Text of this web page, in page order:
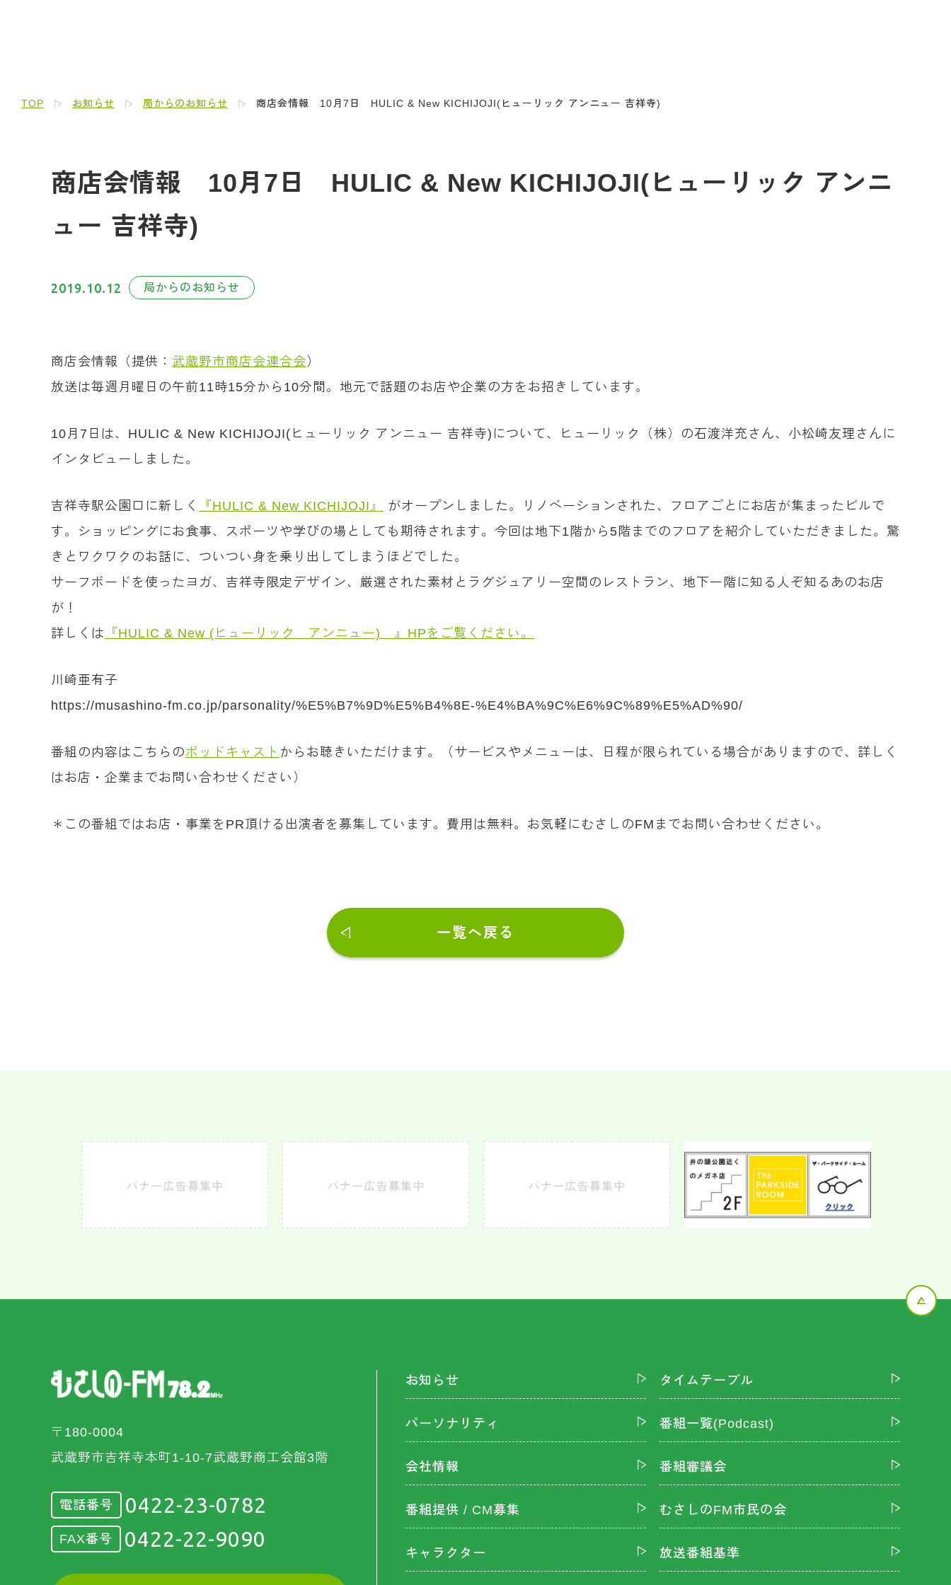
TOP お知らせ 局からのお知らせ 商店会情報 10月7日 HULIC & New KICHIJOJI(ヒューリック アンニュー 吉祥寺)
商店会情報 10月7日 HULIC & New KICHIJOJI(ヒューリック アンニ
ュー 吉祥寺)
2019.10.12 局からのお知らせ
商店会情報（提供： 武蔵野市商店会連合会）
放送は毎週月曜日の午前11時15分から10分間。地元で話題のお店や企業の方をお招きしています。
10月7日は、HULIC & New KICHIJOJI(ヒューリック アンニュー 吉祥寺)について、ヒューリック（株）の石渡洋充さん、小松崎友理さんに
インタビューしました。
吉祥寺駅公園口に新しく 『HULIC & New KICHIJOJI』
がオープンしました。リノベーションされた、フロアごとにお店が集まったビルで
す。ショッピングにお食事、スポーツや学びの場としても期待されます。今回は地下1階から5階までのフロアを紹介していただきました。驚
きとワクワクのお話に、ついつい身を乗り出してしまうほどでした。
サーフボードを使ったヨガ、吉祥寺限定デザイン、厳選された素材とラグジュアリー空間のレストラン、地下一階に知る人ぞ知るあのお店
が！
詳しくは 『HULIC & New (ヒューリック アンニュー) 』HPをご覧ください。
川崎亜有子
https://musashino-fm.co.jp/parsonality/%E5%B7%9D%E5%B4%8E-%E4%BA%9C%E6%9C%89%E5%AD%90/
番組の内容はこちらのポッドキャスト からお聴きいただけます。（サービスやメニューは、日程が限られている場合がありますので、詳しく
はお店・企業までお問い合わせください）
＊この番組ではお店・事業をPR頂ける出演者を募集しています。費用は無料。お気軽にむさしのFMまでお問い合わせください。
一覧へ戻る
〒180-0004
武蔵野市吉祥寺本町1-10-7武蔵野商工会館3階
電話番号 0422-23-0782
FAX番号 0422-22-9090
お知らせ タイムテーブル
パーソナリティ 番組一覧(Podcast)
会社情報 番組審議会
番組提供 / CM募集 むさしのFM市民の会
キャラクター 放送番組基準